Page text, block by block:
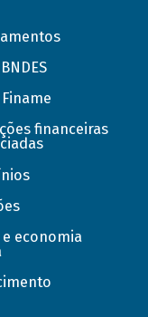
Finame
financeiras
e economia